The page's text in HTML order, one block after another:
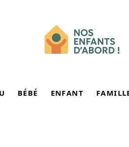
BÉBÉ ENFANT